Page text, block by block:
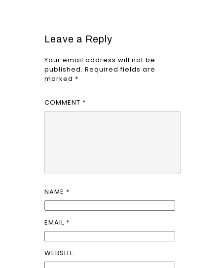
Leave a Reply
Your email address will not be
published. Required fields are
marked *
COMMENT *
NAME *
EMAIL *
WEBSITE